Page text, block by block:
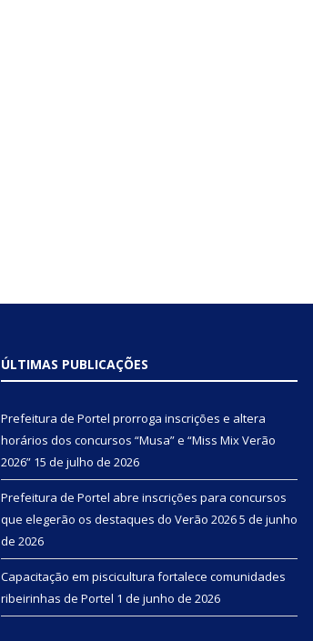
ÚLTIMAS PUBLICAÇÕES
Prefeitura de Portel prorroga inscrições e altera
horários dos concursos “Musa” e “Miss Mix Verão
2026” 15 de julho de 2026
Prefeitura de Portel abre inscrições para concursos
que elegerão os destaques do Verão 20265 de junho
de 2026
Capacitação em piscicultura fortalece comunidades
ribeirinhas de Portel 1 de junho de 2026